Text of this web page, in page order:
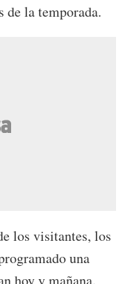
de la temporada.
los visitantes, los
una